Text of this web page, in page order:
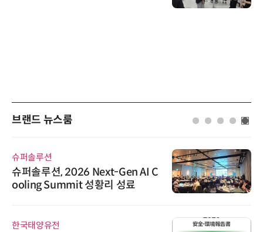
브랜드 뉴스룸
슈퍼솔루션
슈퍼솔루션, 2026 Next-Gen AI C
ooling Summit 성황리 성료
한국태양유전